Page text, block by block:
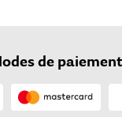
de paiement